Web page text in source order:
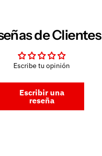
de Clientes
Escribe tu opinión
Escribir una
reseña